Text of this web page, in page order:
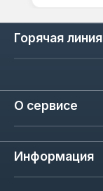
Горячая
О сервисе
Информация